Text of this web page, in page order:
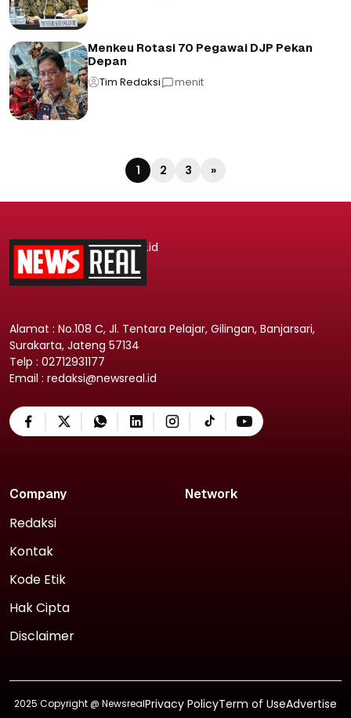
Menkeu Rotasi 70 Pegawai DJP Pekan
Depan
Tim Redaksi menit
1 2 3 »
.id
Alamat : No.108 C, Jl. Tentara Pelajar, Gilingan, Banjarsari,
Surakarta, Jateng 57134
Telp : 02712931177
Email : redaksi@newsreal.id
Company
Redaksi
Kontak
Kode Etik
Hak Cipta
Disclaimer
Network
2025 Copyright @ NewsrealPrivacy PolicyTerm of UseAdvertise